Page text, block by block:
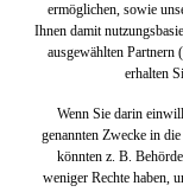
ermöglichen, sowie
Ihnen damit
ausgewählten Partnern
erhalten
Wenn Sie darin
genannten Zwecke in
könnten z. B.
weniger Rechte haben,